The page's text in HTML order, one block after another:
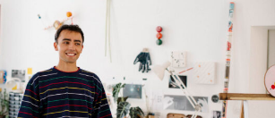
ARTISTIQUE ↓